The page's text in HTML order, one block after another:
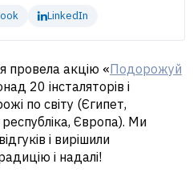
LinkedIn
провела акцію «Подорожуй
20 інсталяторів і
по світу (Єгипет,
Європа). Ми
і вирішили
і надалі!